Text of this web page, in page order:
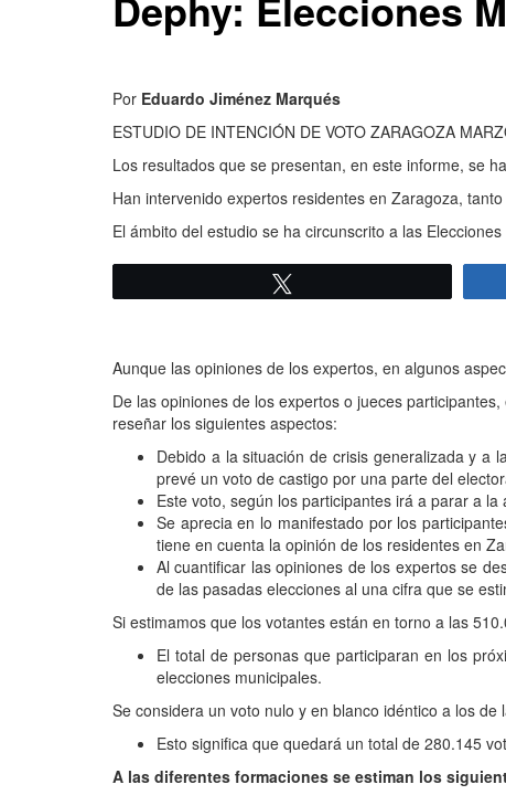
Por Eduardo Jiménez Marqués
ESTUDIO DE INTENCIÓN DE VOTO ZARAGOZA
Los resultados que se presentan, en este informe, se
Han intervenido expertos residentes en Zaragoza,
El ámbito del estudio se ha circunscrito a las
Aunque las opiniones de los expertos, en algunos
De las opiniones de los expertos o jueces
reseñar los siguientes aspectos:
Debido a la situación de crisis generalizada y a
prevé un voto de castigo por una parte del
Este voto, según los participantes irá a parar a
Se aprecia en lo manifestado por los
tiene en cuenta la opinión de los residentes en
Al cuantificar las opiniones de los expertos se
de las pasadas elecciones al una cifra que se
Si estimamos que los votantes están en torno a las
El total de personas que participaran en los
elecciones municipales.
Se considera un voto nulo y en blanco idéntico a los
Esto significa que quedará un total de 280.145
A las diferentes formaciones se estiman los